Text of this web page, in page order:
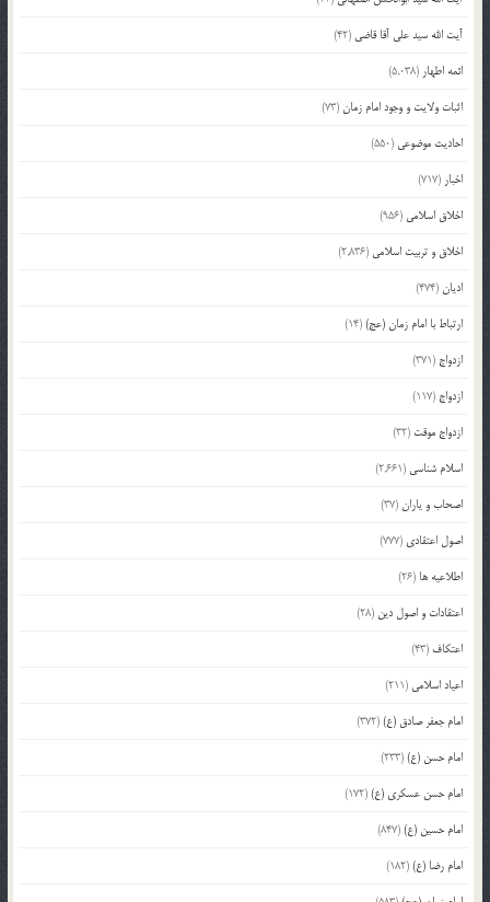
آیت الله سید علی آقا قاضی (42)
ائمه اطهار (5,038)
اثبات ولایت و وجود امام زمان(73)
احادیث موضوعی (550)
اخبار (717)
اخلاق اسلامی (956)
اخلاق و تربیت اسلامی (2,836)
ادیان(474)
ارتباط با امام زمان (عج)(14)
ازدواج (371)
ازدواج (117)
ازدواج موقت (32)
اسلام شناسی (2,661)
اصحاب و یاران(37)
اصول اعتقادی (777)
اطلاعیه ها (26)
اعتقادات و اصول دین (28)
اعتکاف (43)
اعیاد اسلامی (211)
امام جعفر صادق (ع)(372)
امام حسن (ع)(233)
امام حسن عسکری (ع)(172)
امام حسین (ع)(847)
امام رضا (ع)(182)